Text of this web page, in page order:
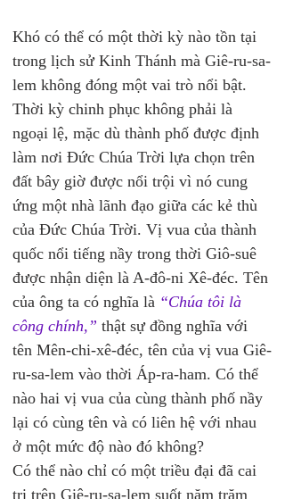
Khó có thể có một thời kỳ nào tồn tại
trong lịch sử Kinh Thánh mà Giê-ru-sa-
lem không đóng một vai trò nổi bật.
Thời kỳ chinh phục không phải là
ngoại lệ, mặc dù thành phố được định
làm nơi Đức Chúa Trời lựa chọn trên
đất bây giờ được nổi trội vì nó cung
ứng một nhà lãnh đạo giữa các kẻ thù
của Đức Chúa Trời. Vị vua của thành
quốc nổi tiếng nầy trong thời Giô-suê
được nhận diện là A-đô-ni Xê-đéc. Tên
của ông ta có nghĩa là “Chúa tôi là
công chính,” thật sự đồng nghĩa với
tên Mên-chi-xê-đéc, tên của vị vua Giê-
ru-sa-lem vào thời Áp-ra-ham. Có thể
nào hai vị vua của cùng thành phố nầy
lại có cùng tên và có liên hệ với nhau
ở một mức độ nào đó không?
Có thể nào chỉ có một triều đại đã cai
trị trên Giê-ru-sa-lem suốt năm trăm